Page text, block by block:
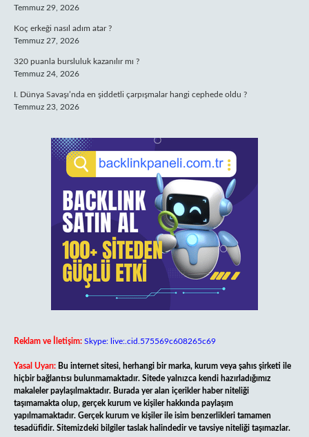
Temmuz 29, 2026
Koç erkeği nasıl adım atar ?
Temmuz 27, 2026
320 puanla bursluluk kazanılır mı ?
Temmuz 24, 2026
I. Dünya Savaşı’nda en şiddetli çarpışmalar hangi cephede oldu ?
Temmuz 23, 2026
Reklam ve İletişim: Skype: live:.cid.575569c608265c69
Yasal Uyarı: Bu internet sitesi, herhangi bir marka, kurum veya şahıs şirketi ile
hiçbir bağlantısı bulunmamaktadır. Sitede yalnızca kendi hazırladığımız
makaleler paylaşılmaktadır. Burada yer alan içerikler haber niteliği
taşımamakta olup, gerçek kurum ve kişiler hakkında paylaşım
yapılmamaktadır. Gerçek kurum ve kişiler ile isim benzerlikleri tamamen
tesadüfidir. Sitemizdeki bilgiler taslak halindedir ve tavsiye niteliği taşımazlar.